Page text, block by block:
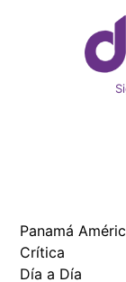
Panamá
Crítica
Día a Día